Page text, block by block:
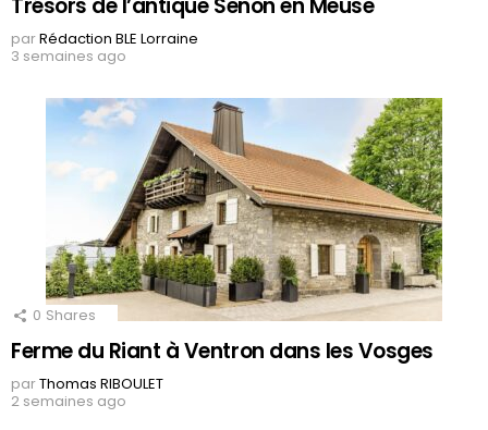
Trésors de l’antique Senon en Meuse
parRédaction BLE Lorraine
3 semaines ago
0 Shares
Ferme du Riant à Ventron dans les Vosges
parThomas RIBOULET
2 semaines ago